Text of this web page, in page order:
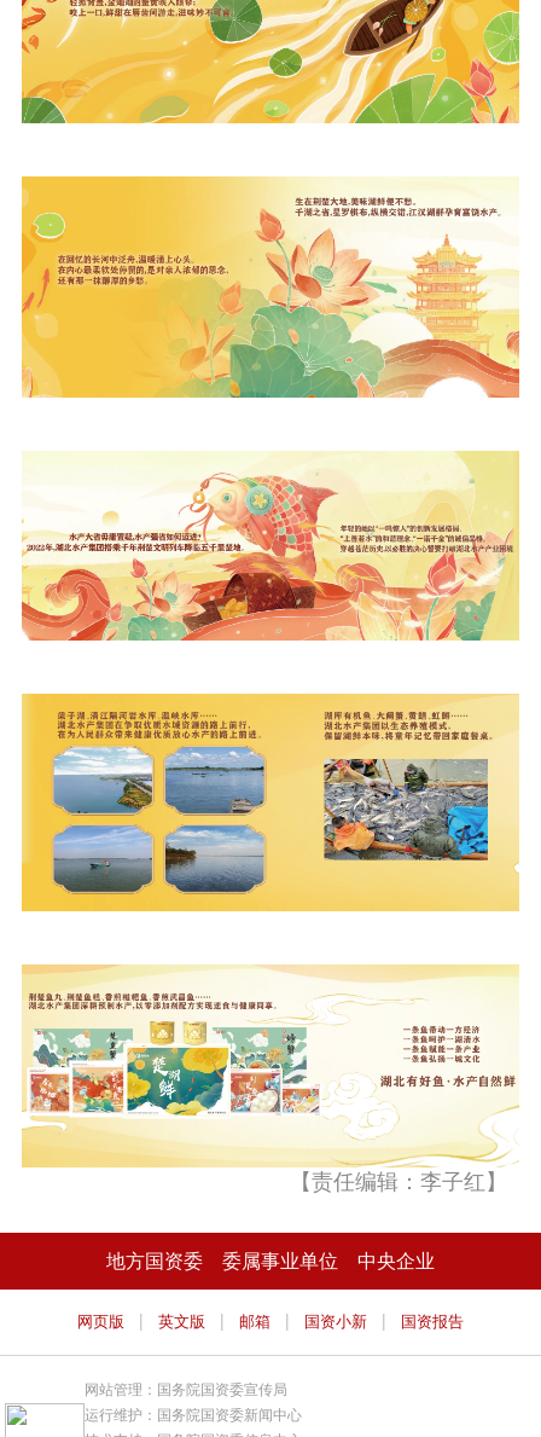
【责任编辑：李子红】
地方国资委 委属事业单位 中央企业
网页版 | 英文版 | 邮箱 | 国资小新 | 国资报告
网站管理：国务院国资委宣传局
运行维护：国务院国资委新闻中心